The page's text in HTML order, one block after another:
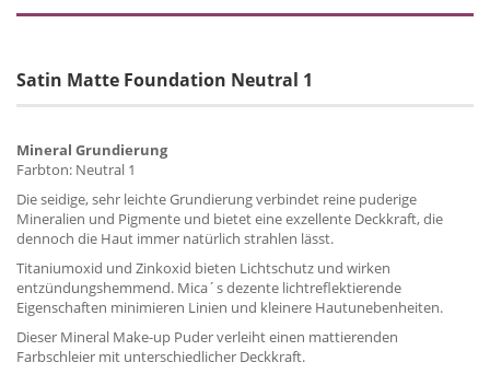
Satin Matte Foundation Neutral 1
Mineral Grundierung
Farbton: Neutral 1
Die seidige, sehr leichte Grundierung verbindet reine puderige
Mineralien und Pigmente und bietet eine exzellente Deckkraft, die
dennoch die Haut immer natürlich strahlen lässt.
Titaniumoxid und Zinkoxid bieten Lichtschutz und wirken
entzündungshemmend. Mica´s dezente lichtreflektierende
Eigenschaften minimieren Linien und kleinere Hautunebenheiten.
Dieser Mineral Make-up Puder verleiht einen mattierenden
Farbschleier mit unterschiedlicher Deckkraft.